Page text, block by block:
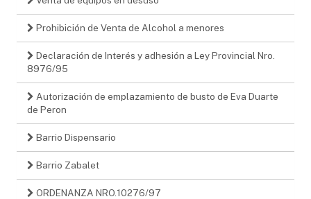
Prohibición de Venta de Alcohol a menores
Declaración de Interés y adhesión a Ley Provincial Nro.
8976/95
Autorización de emplazamiento de busto de Eva Duarte
de Peron
Barrio Dispensario
Barrio Zabalet
ORDENANZA NRO.10276/97